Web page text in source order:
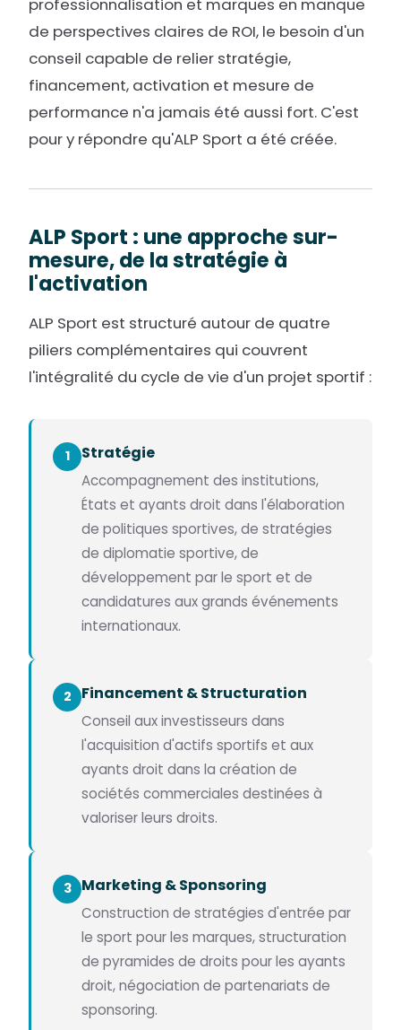
professionnalisation et marques en manque
de perspectives claires de ROI, le besoin d'un
conseil capable de relier stratégie,
financement, activation et mesure de
performance n'a jamais été aussi fort. C'est
pour y répondre qu'ALP Sport a été créée.
ALP Sport : une approche sur-
mesure, de la stratégie à
l'activation
ALP Sport est structuré autour de quatre
piliers complémentaires qui couvrent
l'intégralité du cycle de vie d'un projet sportif :
1 Stratégie
Accompagnement des institutions,
États et ayants droit dans l'élaboration
de politiques sportives, de stratégies
de diplomatie sportive, de
développement par le sport et de
candidatures aux grands événements
internationaux.
2 Financement & Structuration
Conseil aux investisseurs dans
l'acquisition d'actifs sportifs et aux
ayants droit dans la création de
sociétés commerciales destinées à
valoriser leurs droits.
3 Marketing & Sponsoring
Construction de stratégies d'entrée par
le sport pour les marques, structuration
de pyramides de droits pour les ayants
droit, négociation de partenariats de
sponsoring.